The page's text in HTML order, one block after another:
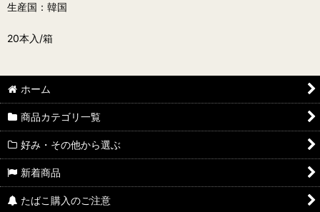
生産国：韓国
20本入/箱
ホーム
商品カテゴリ一覧
好み・その他から選ぶ
新着商品
たばこ購入のご注意